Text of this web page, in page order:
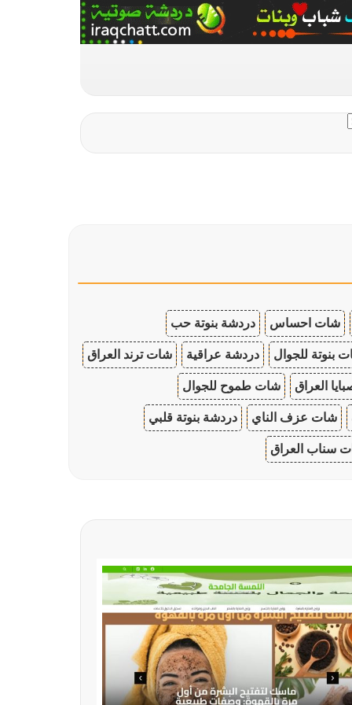
شات احساس دردشة بنوتة حب
بنوتة للجوال دردشة عراقية شات ترند العراق
العراق شات طموح للجوال
شات عزف الناي دردشة بنوتة قلبي
سناب العراق